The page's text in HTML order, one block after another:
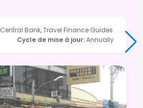
Bank, Travel Finance Guides
Cycle de mise à jour:Annually